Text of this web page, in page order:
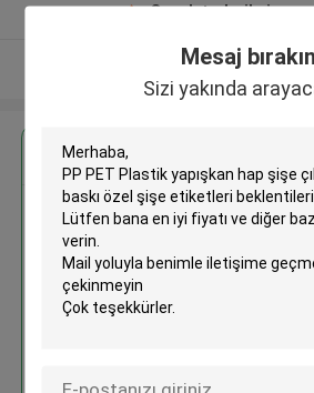
Mesaj bırakın
Sizi yakında
Onaylı tedarikçi
Daha fazla göster
PP PET Plastik
şişe etiketleri
Devam et